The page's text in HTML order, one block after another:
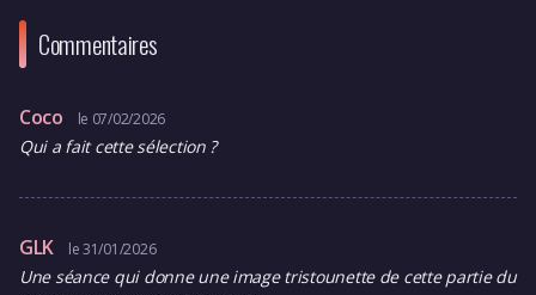
Commentaires
Coco le 07/02/2026
Qui a fait cette sélection ?
GLK le 31/01/2026
Une séance qui donne une image tristounette de cette partie du